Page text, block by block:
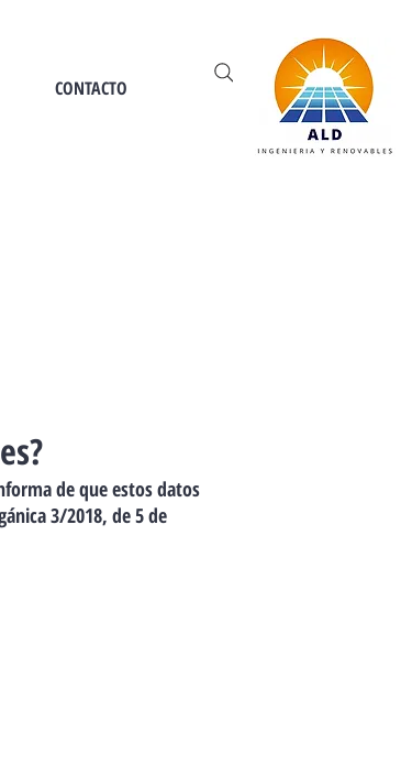
CONTACTO
de que estos datos
3/2018, de 5 de